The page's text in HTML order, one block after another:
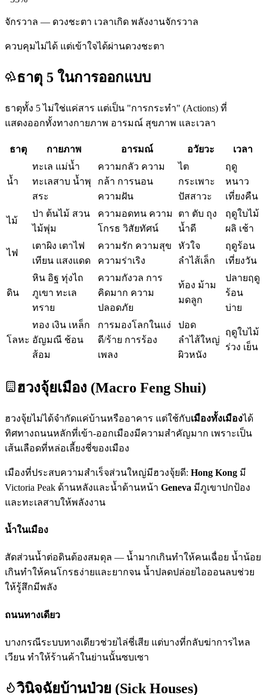
จักรวาล — ดวงชะตา เวลาเกิด พลังงานจักรวาล
ควบคุมไม่ได้ แต่เข้าใจได้ผ่านดวงชะตา
ธาตุ 5 ในการออกแบบ
ธาตุทั้ง 5 ไม่ใช่แค่สาร แต่เป็น "การกระทำ" (Actions) ที่
แสดงออกทั้งทางกายภาพ อารมณ์ สุขภาพ และเวลา
ธาตุ กายภาพ อารมณ์ อวัยวะ เวลา
น้ำ
ทะเล แม่น้ำ
ทะเลสาบ น้ำพุ
สระ
ความกลัว ความ
กล้า การนอน
ความฝัน
ไต
กระเพาะ
ปัสสาวะ
ฤดู
หนาว
เที่ยงคืน
ไม้
ป่า ต้นไม้ สวน
ไม้พุ่ม
ความอดทน ความ
โกรธ วิสัยทัศน์
ตา ตับ ถุง
น้ำดี
ฤดูใบไม้
ผลิ เช้า
ไฟ
เตาผิง เตาไฟ
เทียน แสงแดด
ความรัก ความสุข
ความร่าเริง
หัวใจ
ลำไส้เล็ก
ฤดูร้อน
เที่ยงวัน
ดิน
หิน อิฐ ทุ่งไถ
ภูเขา ทะเล
ทราย
ความกังวล การ
คิดมาก ความ
ปลอดภัย
ท้อง ม้าม
มดลูก
ปลายฤดู
ร้อน
บ่าย
โลหะ
ทอง เงิน เหล็ก
อัญมณี ช้อน
ส้อม
การมองโลกในแง่
ดี/ร้าย การร้อง
เพลง
ปอด
ลำไส้ใหญ่
ผิวหนัง
ฤดูใบไม้
ร่วง เย็น
ฮวงจุ้ยเมือง (Macro Feng Shui)
ฮวงจุ้ยไม่ได้จำกัดแค่บ้านหรืออาคาร แต่ใช้กับเมืองทั้งเมืองได้
ทิศทางถนนหลักที่เข้า-ออกเมืองมีความสำคัญมาก เพราะเป็น
เส้นเลือดที่หล่อเลี้ยงชี่ของเมือง
เมืองที่ประสบความสำเร็จส่วนใหญ่มีฮวงจุ้ยดี: Hong Kong มี
Victoria Peak ด้านหลังและน้ำด้านหน้า Geneva มีภูเขาปกป้อง
และทะเลสาบให้พลังงาน
น้ำในเมือง
สัดส่วนน้ำต่อดินต้องสมดุล — น้ำมากเกินทำให้คนเฉื่อย น้ำน้อย
เกินทำให้คนโกรธง่ายและยากจน น้ำปลดปล่อยไอออนลบช่วย
ให้รู้สึกมีพลัง
ถนนทางเดียว
บางกรณีระบบทางเดียวช่วยไล่ชี่เสีย แต่บางที่กลับฆ่าการไหล
เวียน ทำให้ร้านค้าในย่านนั้นซบเซา
วินิจฉัยบ้านป่วย (Sick Houses)